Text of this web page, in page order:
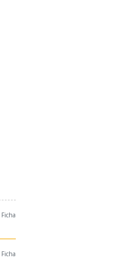
Ficha
Ficha